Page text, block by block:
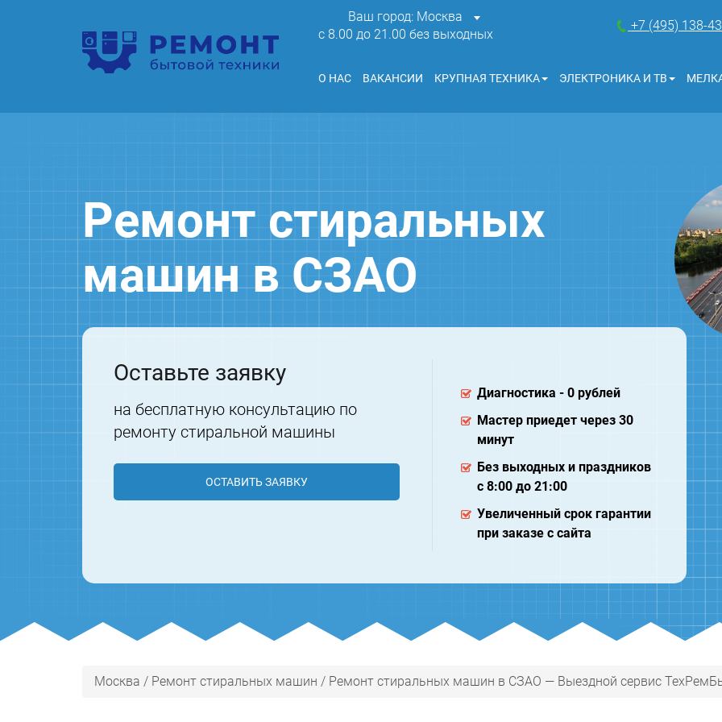
Ваш город: Москва
c 8.00 до 21.00 без выходных
+7 (495) 138-
О НАС ВАКАНСИИ КРУПНАЯ ТЕХНИКА ЭЛЕКТРОНИКА И ТВ
Ремонт стиральных
машин в СЗАО
Оставьте заявку
на бесплатную консультацию по
ремонту стиральной машины
ОСТАВИТЬ ЗАЯВКУ
Диагностика - 0 рублей
Мастер приедет через 30
минут
Без выходных и праздников
с 8:00 до 21:00
Увеличенный срок гарантии
при заказе с сайта
Москва / Ремонт стиральных машин / Ремонт стиральных машин в СЗАО — Выездной сервис